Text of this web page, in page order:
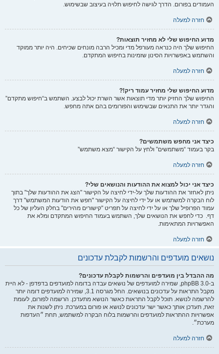
העמודים בפורום. הדרך לגישה לחיפוש תלויה בעיצוב שבשימוש.
חזרה למעלה
מדוע החיפוש שלי לא מחזיר תוצאות?
החיפוש שלך היה כנראה מעורפל מדי ומכיל הרבה מונחים שכיחים. היה יותר ממוקד
והשתמש באפשרויות הסינון שזמינות בחיפוש המתקדם.
חזרה למעלה
מדוע החיפוש שלי מחזיר עמוד ריק!?
החיפוש שלך החזיק יותר מדי תוצאות אשר השרת יכול לבצע. השתמש ב“חיפוש מתקדם”
והגדר יותר את התנאים שבשימוש והפורומים בהם אתה מחפש.
חזרה למעלה
כיצד אני מחפש משתמשים?
בקר בעמוד “משתמשים” ולחץ על הקישור “מצא משתמש”
חזרה למעלה
כיצד אני יכול למצוא את ההודעות והנושאים שלי?
ניתן לאחזר את ההודעות שלך על-ידי לחיצה על הקישור "הצג את ההודעות שלך" בתוך
לוח הבקרה למשתמש או על ידי לחיצה על הקישור "חפש את הודעות המשתמש" דרך
עמוד הפרופיל שלך או על ידי לחיצה על תפריט "קישורים מהירים" בחלק העליון של כל
דף. כדי לחפש את הנושאים שלך, השתמש בעמוד החיפוש המתקדם ומלא את
האפשרויות המתאימות.
חזרה למעלה
נושאים מועדפים והרשמות לקבלת עדכונים
מה ההבדל בין מועדפים והרשמות לקבלת עדכונים?
ב-phpBB 3.0, שמירה למועדפים של נושאים עבדה בדומה למועדפים בדפדפן - לא היית
מקבל התראות על עדכונים בנושאים. החל מגרסה 3.1, שמירה למועדפים דומה יותר
להרשמה לנושא. תוכל לקבל התראות כאשר הנושא מתעדכן. הרשמה לפורום, לעומת
זאת, תעדכן אותך כאשר ישר עדכונים לנושא או פורום במערכת. ניתן לשנות את
אפשרויות ההתראות למועדפים והרשמות בלוח הבקרה למשתמש, תחת ״העדפות
מערכת״.
חזרה למעלה